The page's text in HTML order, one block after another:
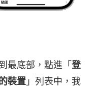
最底部，點進「 登
裝置 」列表中，我